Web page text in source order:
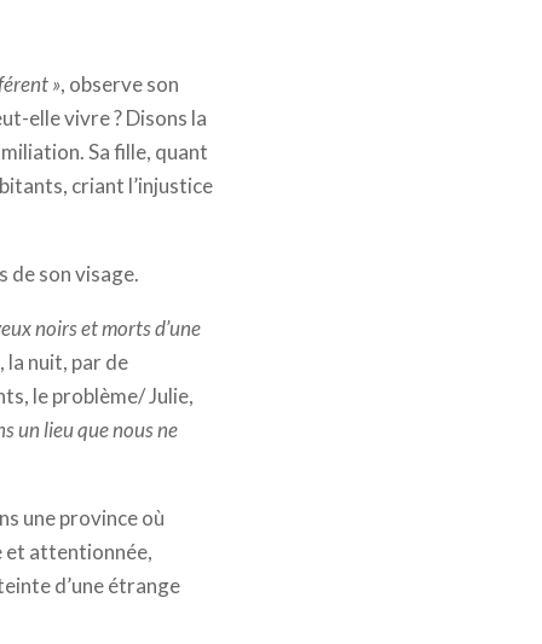
», observe son
elle vivre ? Disons la
Sa fille, quant
criant l’injustice
de son visage.
noirs et morts d’une
la nuit, par de
le problème/ Julie,
un lieu que nous ne
une province où
et attentionnée,
d’une étrange